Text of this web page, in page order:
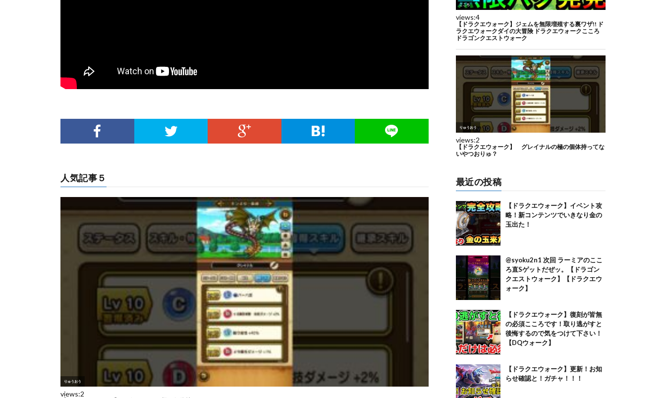
人気記事５ 最近の投稿
【ドラクエウォーク】イベント攻
略！新コンテンツでいきなり金の
玉出た！
@syoku2n1 次回 ラーミアのここ
ろ直Sゲットだぜッ。【ドラゴン
クエストウォーク】【ドラクエウ
ォーク】
【ドラクエウォーク】復刻が皆無
の必須こころです！取り逃がすと
後悔するので気をつけて下さい！
【DQウォーク】
【ドラクエウォーク】更新！お知
らせ確認と！ガチャ！！！